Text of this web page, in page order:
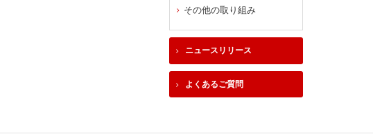
その他の取り組み
ニュースリリース
よくあるご質問